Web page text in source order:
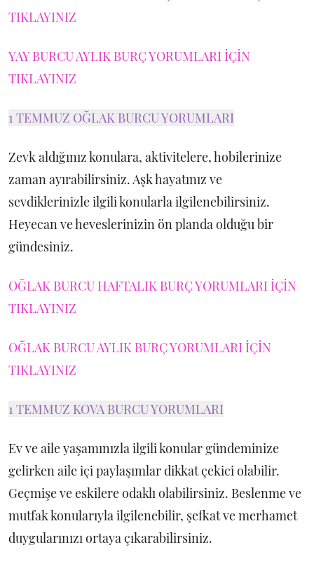
TIKLAYINIZ
YAY BURCU AYLIK BURÇ YORUMLARI İÇİN
TIKLAYINIZ
1 TEMMUZ OĞLAK BURCU YORUMLARI
Zevk aldığınız konulara, aktivitelere, hobilerinize
zaman ayırabilirsiniz. Aşk hayatınız ve
sevdiklerinizle ilgili konularla ilgilenebilirsiniz.
Heyecan ve heveslerinizin ön planda olduğu bir
gündesiniz.
OĞLAK BURCU HAFTALIK BURÇ YORUMLARI İÇİN
TIKLAYINIZ
OĞLAK BURCU AYLIK BURÇ YORUMLARI İÇİN
TIKLAYINIZ
1 TEMMUZ KOVA BURCU YORUMLARI
Ev ve aile yaşamınızla ilgili konular gündeminize
gelirken aile içi paylaşımlar dikkat çekici olabilir.
Geçmişe ve eskilere odaklı olabilirsiniz. Beslenme ve
mutfak konularıyla ilgilenebilir, şefkat ve merhamet
duygularınızı ortaya çıkarabilirsiniz.